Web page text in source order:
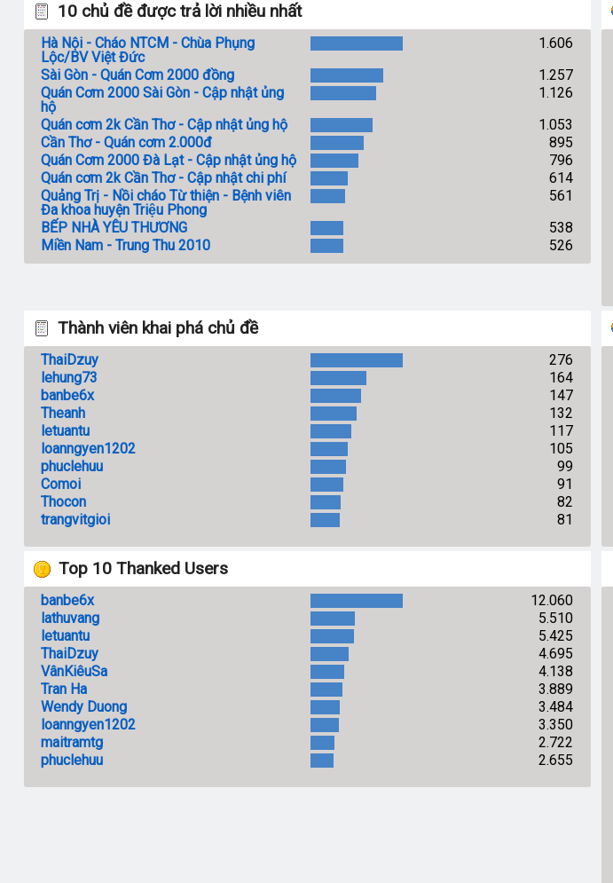
10 chủ đề được trả lời nhiều nhất
Hà Nội - Cháo NTCM - Chùa Phụng
Lộc/BV Việt Đức
1.606
Sài Gòn - Quán Cơm 2000 đồng
1.257
Quán Cơm 2000 Sài Gòn - Cập nhật ủng
hộ
1.126
Quán cơm 2k Cần Thơ - Cập nhật ủng hộ
1.053
Cần Thơ - Quán cơm 2.000đ
895
Quán Cơm 2000 Đà Lạt - Cập nhật ủng hộ
796
Quán cơm 2k Cần Thơ - Cập nhật chi phí
614
Quảng Trị - Nồi cháo Từ thiện - Bệnh viên
Đa khoa huyện Triệu Phong
561
BẾP NHÀ YÊU THƯƠNG
538
Miền Nam - Trung Thu 2010
526
Thành viên khai phá chủ đề
ThaiDzuy
276
lehung73
164
banbe6x
147
Theanh
132
letuantu
117
loanngyen1202
105
phuclehuu
99
Comoi
91
Thocon
82
trangvitgioi
81
Top 10 Thanked Users
banbe6x
12.060
lathuvang
5.510
letuantu
5.425
ThaiDzuy
4.695
VânKiêuSa
4.138
Tran Ha
3.889
Wendy Duong
3.484
loanngyen1202
3.350
maitramtg
2.722
phuclehuu
2.655